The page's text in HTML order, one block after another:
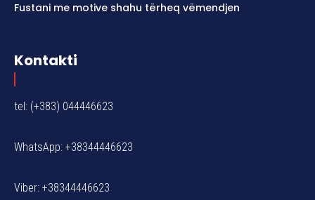
Fustani me motive shahu tërheq vëmendjen
Kontakti
tel: (+383) 044446623
WhatsApp: +38344446623
Viber: +38344446623